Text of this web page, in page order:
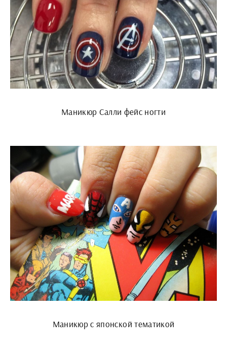
Маникюр Салли фейс ногти
Маникюр с японской тематикой